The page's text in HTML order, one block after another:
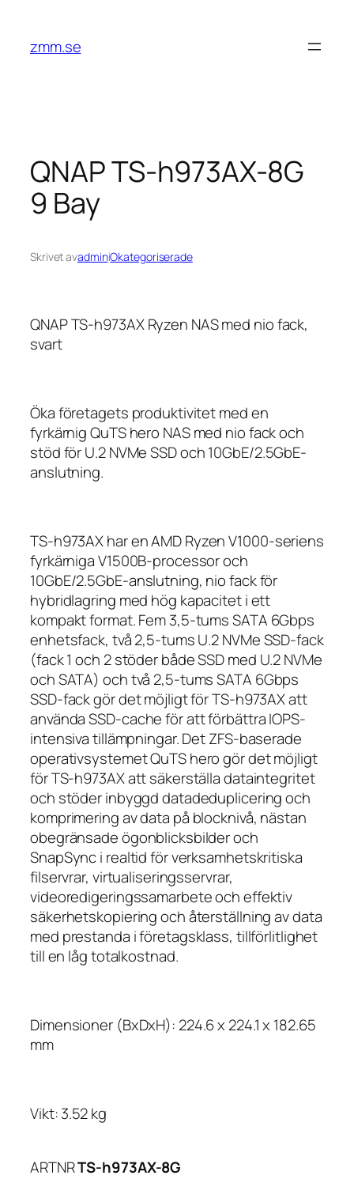
innehåll
zmm.se
QNAP TS-h973AX-8G
9 Bay
Skrivet avadminiOkategoriserade
QNAP TS-h973AX Ryzen NAS med nio fack,
svart
Öka företagets produktivitet med en
fyrkärnig QuTS hero NAS med nio fack och
stöd för U.2 NVMe SSD och 10GbE/2.5GbE-
anslutning.
TS-h973AX har en AMD Ryzen V1000-seriens
fyrkärniga V1500B-processor och
10GbE/2.5GbE-anslutning, nio fack för
hybridlagring med hög kapacitet i ett
kompakt format. Fem 3,5-tums SATA 6Gbps
enhetsfack, två 2,5-tums U.2 NVMe SSD-fack
(fack 1 och 2 stöder både SSD med U.2 NVMe
och SATA) och två 2,5-tums SATA 6Gbps
SSD-fack gör det möjligt för TS-h973AX att
använda SSD-cache för att förbättra IOPS-
intensiva tillämpningar. Det ZFS-baserade
operativsystemet QuTS hero gör det möjligt
för TS-h973AX att säkerställa dataintegritet
och stöder inbyggd datadeduplicering och
komprimering av data på blocknivå, nästan
obegränsade ögonblicksbilder och
SnapSync i realtid för verksamhetskritiska
filservrar, virtualiseringsservrar,
videoredigeringssamarbete och effektiv
säkerhetskopiering och återställning av data
med prestanda i företagsklass, tillförlitlighet
till en låg totalkostnad.
Dimensioner (BxDxH): 224.6 x 224.1 x 182.65
mm
Vikt: 3.52 kg
ARTNRTS-h973AX-8G